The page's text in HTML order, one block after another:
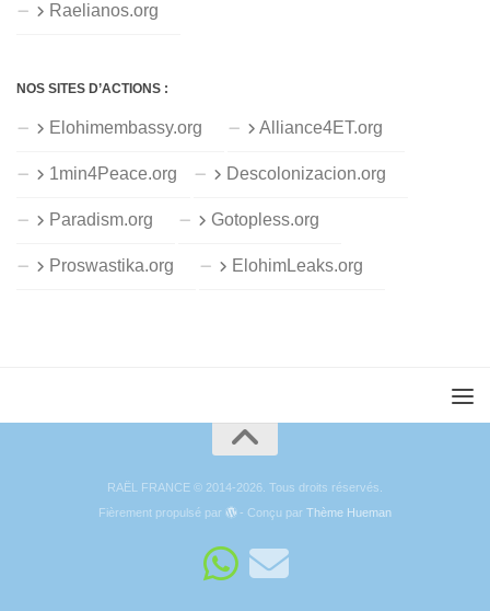
Raelianos.org
NOS SITES D’ACTIONS :
Elohimembassy.org Alliance4ET.org
1min4Peace.org Descolonizacion.org
Paradism.org Gotopless.org
Proswastika.org ElohimLeaks.org
RAËL FRANCE © 2014-2026. Tous droits réservés.
Fièrement propulsé par
- Conçu parThème Hueman